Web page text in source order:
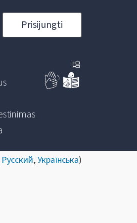
Prisijungti
Русский,Українська)